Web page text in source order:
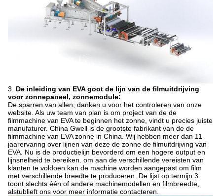
3. De inleiding van EVA goot de lijn van de filmuitdrijving
voor zonnepaneel, zonnemodule:
De sparren van allen, danken u voor het controleren van onze
website. Als uw team van plan is om project van de de
filmmachine van EVA te beginnen het zonne, vindt u precies juiste
manufaturer. China Gwell is de grootste fabrikant van de de
filmmachine van EVA zonne in China. Wij hebben meer dan 11
jaarervaring over lijnen van deze de zonne de filmuitdrijving van
EVA. Nu is de productielijn bevorderd om een hogere output en
lijnsnelheid te bereiken. om aan de verschillende vereisten van
klanten te voldoen kan de machine worden aangepast om film
met verschillende breedte te produceren. De lijst op termijn 3
toont slechts één of andere machinemodellen en filmbreedte,
alstublieft ons voor meer informatie contacteren.